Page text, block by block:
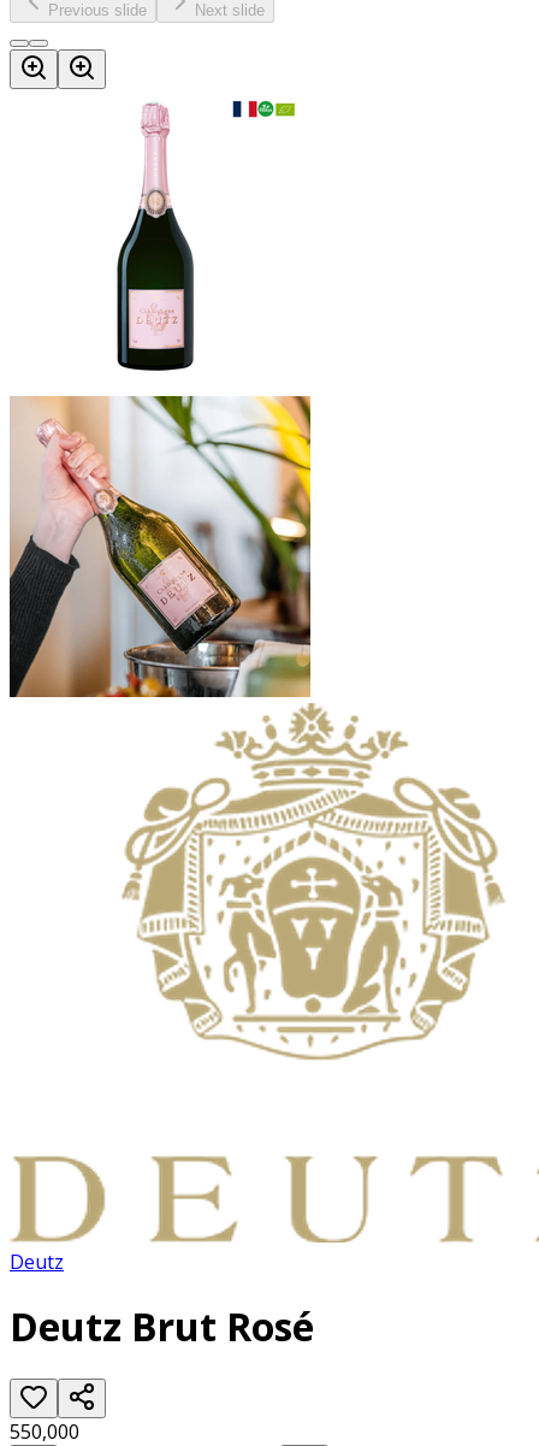
Previous slide Next slide
Deutz
Deutz Brut Rosé
550,000